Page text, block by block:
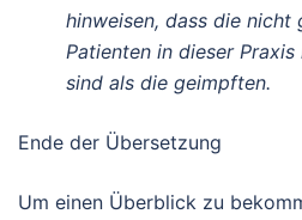
hinweisen, dass die
Patienten in dieser
sind als die geimpften.
Ende der Übersetzung
Um einen Überblick zu